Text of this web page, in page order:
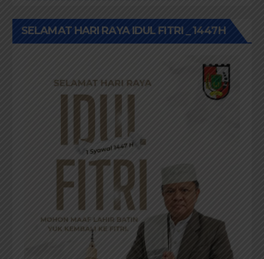
SELAMAT HARI RAYA IDUL FITRI _ 1447H